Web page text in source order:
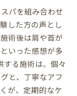
パを組み合わせ
した方の声とし
術後は肩や首が
いった感想が多
る施術は、個々
と、丁寧なアフ
が、定期的なケ